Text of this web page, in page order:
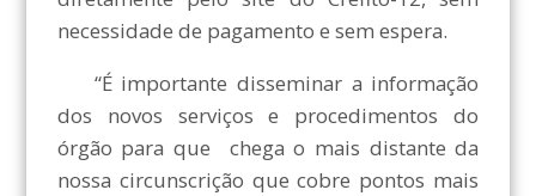
necessidade de pagamento e sem espera.
“É importante disseminar a informação
dos novos serviços e procedimentos do
órgão para que chega o mais distante da
nossa circunscrição que cobre pontos mais